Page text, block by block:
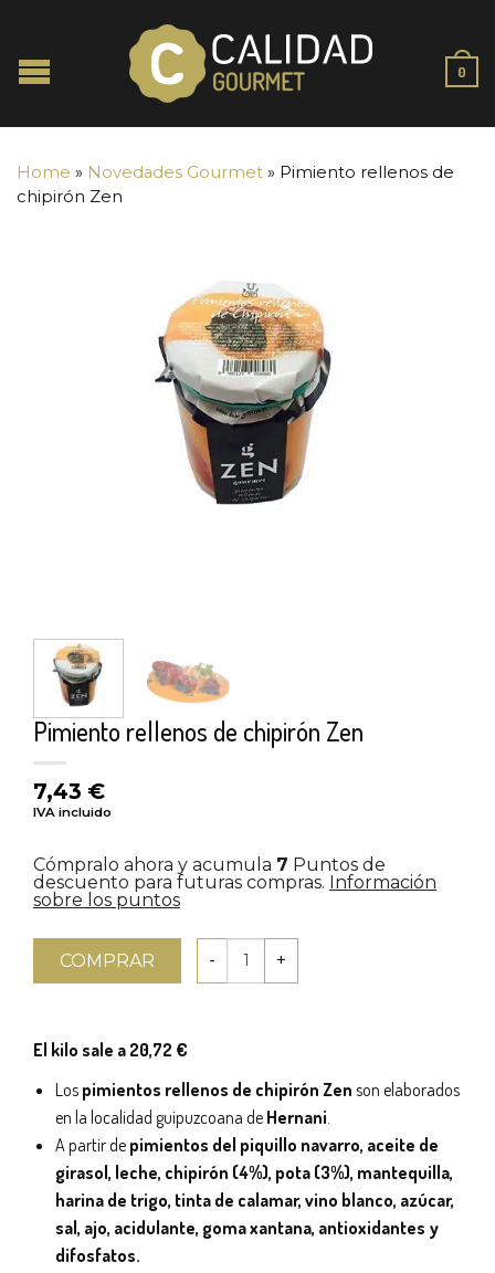
0
Home » Novedades Gourmet » Pimiento rellenos de
chipirón Zen
Pimiento rellenos de chipirón Zen
7,43 €
IVA incluido
Cómpralo ahora y acumula 7 Puntos de
descuento para futuras compras. Información
sobre los puntos
COMPRAR
El kilo sale a 20,72 €
Los pimientos rellenos de chipirón Zen son elaborados
en la localidad guipuzcoana de Hernani
A partir de pimientos del piquillo navarro, aceite de
girasol, leche, chipirón (4%), pota (3%), mantequilla,
harina de trigo, tinta de calamar, vino blanco, azúcar,
sal, ajo, acidulante, goma xantana, antioxidantes y
difosfatos.